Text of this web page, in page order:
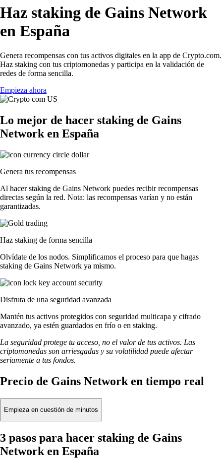
Haz staking de Gains Network
en España
Genera recompensas con tus activos digitales en la app de Crypto.com.
Haz staking con tus criptomonedas y participa en la validación de
redes de forma sencilla.
Empieza ahora
Lo mejor de hacer staking de Gains
Network en España
Genera tus recompensas
Al hacer staking de Gains Network puedes recibir recompensas
directas según la red. Nota: las recompensas varían y no están
garantizadas.
Haz staking de forma sencilla
Olvídate de los nodos. Simplificamos el proceso para que hagas
staking de Gains Network ya mismo.
Disfruta de una seguridad avanzada
Mantén tus activos protegidos con seguridad multicapa y cifrado
avanzado, ya estén guardados en frío o en staking.
La seguridad protege tu acceso, no el valor de tus activos. Las
criptomonedas son arriesgadas y su volatilidad puede afectar
seriamente a tus fondos.
Precio de Gains Network en tiempo real
Empieza en cuestión de minutos
3 pasos para hacer staking de Gains
Network en España